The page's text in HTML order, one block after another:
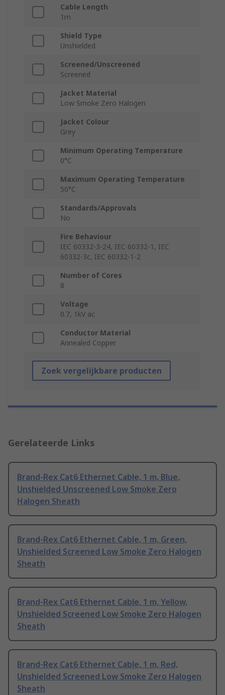
Cable Length
1m
Shield Type
Unshielded
Screened/Unscreened
Screened
Jacket Material
Low Smoke Zero Halogen
Jacket Colour
Grey
Minimum Operating Temperature
0°C
Maximum Operating Temperature
50°C
Standards/Approvals
No
Fire Behaviour
IEC 60332-3-24, IEC 60332-1, IEC
60332-3c, IEC 60332-1-2
Number of Cores
8
Voltage
0.7, 1kV ac
Conductor Material
Annealed Copper
Zoek vergelijkbare producten
Gerelateerde Links
Brand-Rex Cat6 Ethernet Cable, 1 m, Blue,
Unshielded Unscreened Low Smoke Zero
Halogen Sheath
Brand-Rex Cat6 Ethernet Cable, 1 m, Green,
Unshielded Screened Low Smoke Zero Halogen
Sheath
Brand-Rex Cat6 Ethernet Cable, 1 m, Yellow,
Unshielded Screened Low Smoke Zero Halogen
Sheath
Brand-Rex Cat6 Ethernet Cable, 1 m, Red,
Unshielded Screened Low Smoke Zero Halogen
Sheath